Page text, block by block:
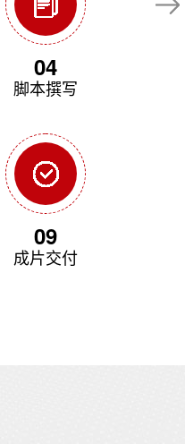
04
脚本撰写
09
成片交付